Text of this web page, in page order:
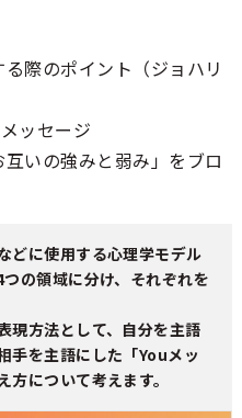
る際のポイント（ジョハリ
ッセージ​
互いの強みと弱み」をブロ
どに使用する心理学モデル
の領域に分け、それぞれを
現方法として、自分を主語
手を主語にした「Youメッ
について考えます。